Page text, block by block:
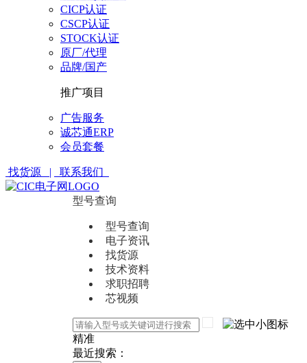
CICP认证
CSCP认证
STOCK认证
原厂/代理
品牌/国产
推广项目
广告服务
诚芯通ERP
会员套餐
找货源 | 联系我们
型号查询
型号查询
电子资讯
找货源
技术资料
求职招聘
芯视频
精准
最近搜索：